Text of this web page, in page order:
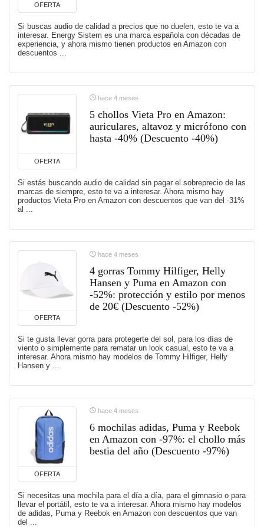
OFERTA
Si buscas audio de calidad a precios que no duelen, esto te va a
interesar. Energy Sistem es una marca española con décadas de
experiencia, y ahora mismo tienen productos en Amazon con
descuentos ...
OFERTA
hace 4 meses
5 chollos Vieta Pro en Amazon:
auriculares, altavoz y micrófono con
hasta -40% (Descuento -40%)
Si estás buscando audio de calidad sin pagar el sobreprecio de las
marcas de siempre, esto te va a interesar. Ahora mismo hay
productos Vieta Pro en Amazon con descuentos que van del -31%
al ...
OFERTA
hace 4 meses
4 gorras Tommy Hilfiger, Helly
Hansen y Puma en Amazon con
-52%: protección y estilo por menos
de 20€ (Descuento -52%)
Si te gusta llevar gorra para protegerte del sol, para los días de
viento o simplemente para rematar un look casual, esto te va a
interesar. Ahora mismo hay modelos de Tommy Hilfiger, Helly
Hansen y ...
OFERTA
hace 4 meses
6 mochilas adidas, Puma y Reebok
en Amazon con -97%: el chollo más
bestia del año (Descuento -97%)
Si necesitas una mochila para el día a día, para el gimnasio o para
llevar el portátil, esto te va a interesar. Ahora mismo hay modelos
de adidas, Puma y Reebok en Amazon con descuentos que van
del ...